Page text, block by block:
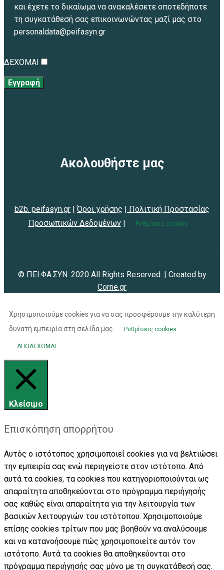
και έχετε το δικαίωμα να ανακαλέσετε οποτεδήποτε
τη συγκατάθεσή σας επικοινωνώντας μαζί μας στο
personaldata@peifasyn.gr
ΔΕΧΟΜΑΙ
Εγγραφή
Ακολουθήστε μας
b2b. peifasyn.gr |Όροι χρήσης | Πολιτική Προστασίας
Προσωπικών Δεδομένων| Ρυθμίσεις cookies
© ΠΕΙ.ΦΑ.ΣΥΝ. 2020 All Rights Reserved. | Created by
Corne.gr
Χρησιμοποιούμε cookies για να σας προσφέρουμε την καλύτερη
δυνατή εμπειρία στη σελίδα μας.
Ρυθμίσεις cookies
ΑΠΟΔΕΧΟΜΑΙ
Κλείσιμο
Επισκόπηση απορρήτου
Αυτός ο ιστότοπος χρησιμοποιεί cookies για να βελτιώσει
την εμπειρία σας ενώ περιηγείστε στον ιστότοπο. Από
αυτά τα cookies, τα cookies που κατηγοριοποιούνται ως
απαραίτητα αποθηκεύονται στο πρόγραμμα περιήγησής
σας καθώς είναι απαραίτητα για την λειτουργία των
βασικών λειτουργιών του ιστότοπου. Χρησιμοποιούμε
επίσης cookies τρίτων που μας βοηθούν να αναλύσουμε
και να κατανοήσουμε πώς χρησιμοποιείτε αυτόν τον
ιστότοπο. Αυτά τα cookies θα αποθηκεύονται στο
πρόγραμμα περιήγησής σας μόνο με τη συγκατάθεσή σας.